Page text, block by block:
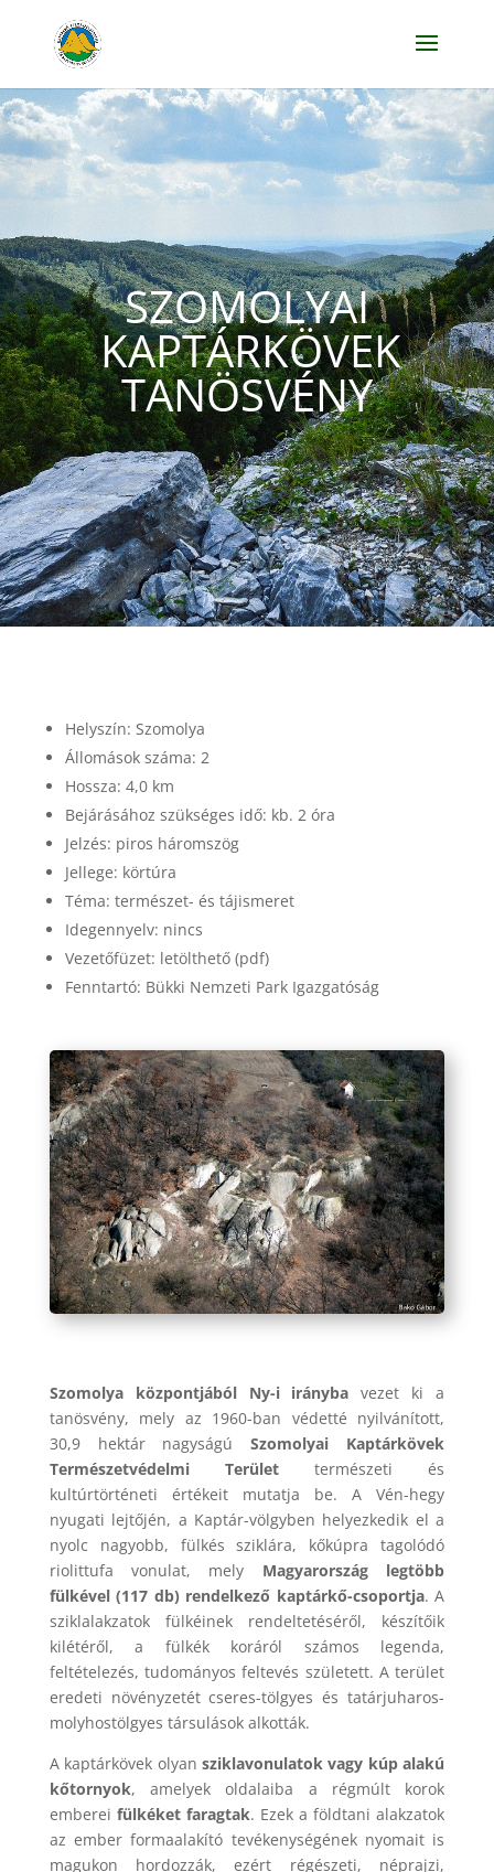
SZOMOLYAI
KAPTÁRKÖVEK
TANÖSVÉNY
Helyszín: Szomolya
Állomások száma: 2
Hossza: 4,0 km
Bejárásához szükséges idő: kb. 2 óra
Jelzés: piros háromszög
Jellege: körtúra
Téma: természet- és tájismeret
Idegennyelv: nincs
Vezetőfüzet: letölthető (pdf)
Fenntartó: Bükki Nemzeti Park Igazgatóság
Szomolya központjából Ny-i irányba vezet ki a
tanösvény, mely az 1960-ban védetté nyilvánított,
30,9 hektár nagyságúSzomolyai Kaptárkövek
Természetvédelmi Területtermészeti és
kultúrtörténeti értékeit mutatja be. A Vén-hegy
nyugati lejtőjén, a Kaptár-völgyben helyezkedik el a
nyolc nagyobb, fülkés sziklára, kőkúpra tagolódó
riolittufa vonulat, mely Magyarország legtöbb
fülkével (117 db) rendelkező kaptárkő-csoportja. A
sziklalakzatok fülkéinek rendeltetéséről, készítőik
kilétéről, a fülkék koráról számos legenda,
feltételezés, tudományos feltevés született. A terület
eredeti növényzetét cseres-tölgyes és tatárjuharos-
molyhostölgyes társulások alkották.
A kaptárkövek olyan sziklavonulatok vagy kúp alakú
kőtornyok, amelyek oldalaiba a régmúlt korok
emberei fülkéket faragtak. Ezek a földtani alakzatok
az ember formaalakító tevékenységének nyomait is
magukon hordozzák, ezért régészeti, néprajzi,